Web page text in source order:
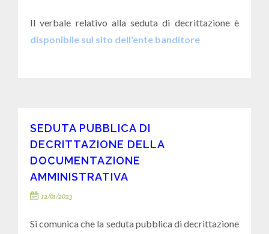
Il verbale relativo alla seduta di decrittazione è
disponibile sul sito dell'ente banditore
SEDUTA PUBBLICA DI
DECRITTAZIONE DELLA
DOCUMENTAZIONE
AMMINISTRATIVA
12/01/2023
Si comunica che la seduta pubblica di decrittazione